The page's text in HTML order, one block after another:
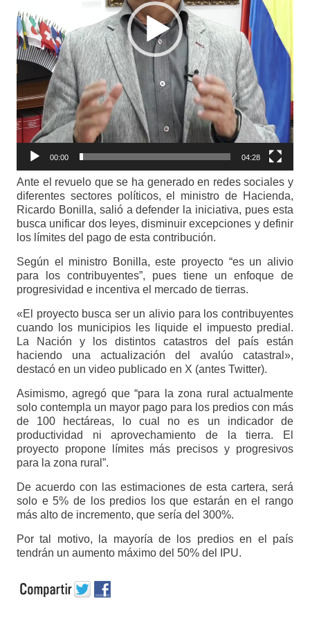
00:00 04:28
Ante el revuelo que se ha generado en redes sociales y
diferentes sectores políticos, el ministro de Hacienda,
Ricardo Bonilla, salió a defender la iniciativa, pues esta
busca unificar dos leyes, disminuir excepciones y definir
los límites del pago de esta contribución.
Según el ministro Bonilla, este proyecto “es un alivio
para los contribuyentes”, pues tiene un enfoque de
progresividad e incentiva el mercado de tierras.
«El proyecto busca ser un alivio para los contribuyentes
cuando los municipios les liquide el impuesto predial.
La Nación y los distintos catastros del país están
haciendo una actualización del avalúo catastral»,
destacó en un video publicado en X (antes Twitter).
Asimismo, agregó que “para la zona rural actualmente
solo contempla un mayor pago para los predios con más
de 100 hectáreas, lo cual no es un indicador de
productividad ni aprovechamiento de la tierra. El
proyecto propone límites más precisos y progresivos
para la zona rural”.
De acuerdo con las estimaciones de esta cartera, será
solo e 5% de los predios los que estarán en el rango
más alto de incremento, que sería del 300%.
Por tal motivo, la mayoría de los predios en el país
tendrán un aumento máximo del 50% del IPU.